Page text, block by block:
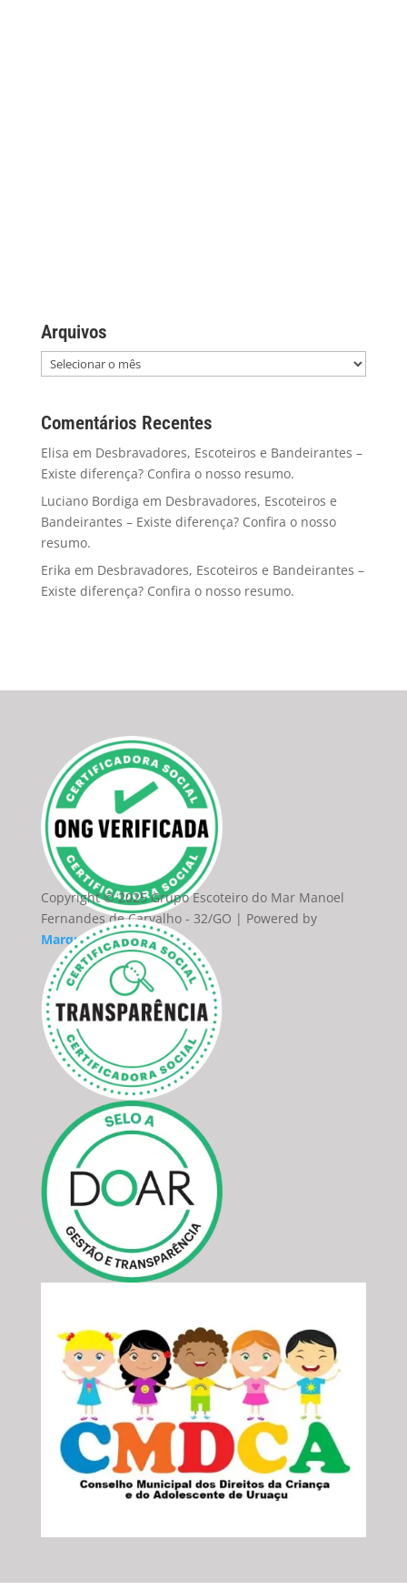
Arquivos
Comentários Recentes
Elisa em Desbravadores, Escoteiros e Bandeirantes –
Existe diferença? Confira o nosso resumo.
Luciano Bordiga em Desbravadores, Escoteiros e
Bandeirantes – Existe diferença? Confira o nosso
resumo.
Erika em Desbravadores, Escoteiros e Bandeirantes –
Existe diferença? Confira o nosso resumo.
Copyright © 2025 Grupo Escoteiro do Mar Manoel
Fernandes de Carvalho - 32/GO | Powered by
Marquim do Site